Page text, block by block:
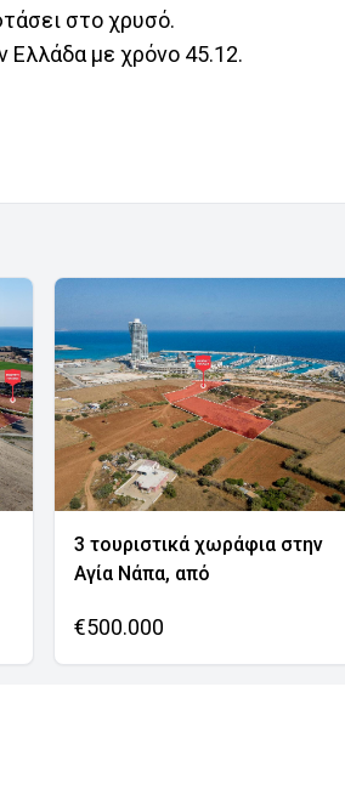
στο χρυσό.
Ελλάδα με χρόνο 45.12.
3 τουριστικά χωράφια στην
Αγία Νάπα, από
€500.000